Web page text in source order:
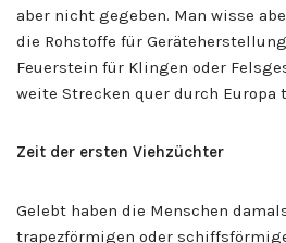
aber nicht gegeben. Man wisse
die Rohstoffe für
Feuerstein für Klingen oder
weite Strecken quer durch Europa
Zeit der ersten Viehzüchter
Gelebt haben die Menschen
trapezförmigen oder